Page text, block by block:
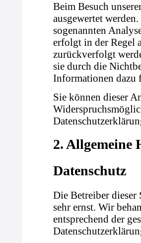
Beim Besuch
ausgewertet
sogenannten
erfolgt in der Regel
zurückverfolgt
sie durch die
Informationen dazu
Sie können dieser
2. Allgemeine
Datenschutz
Die Betreiber dieser
sehr ernst. Wir
entsprechend der